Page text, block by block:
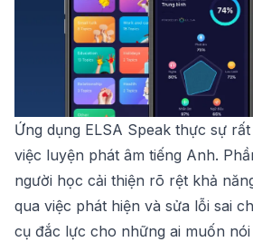
Ứng dụng ELSA Speak thực sự
việc luyện phát âm tiếng Anh.
người học cải thiện rõ rệt khả
qua việc phát hiện và sửa lỗi sai
cụ đắc lực cho những ai muốn